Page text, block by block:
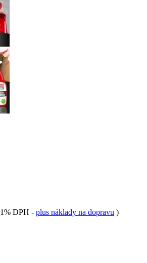
DPH - plus náklady na dopravu )